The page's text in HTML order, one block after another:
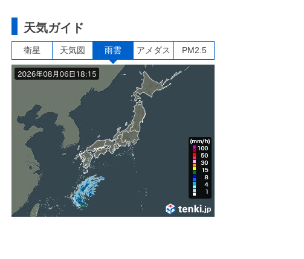
天気ガイド
衛星 天気図 雨雲 アメダス PM2.5